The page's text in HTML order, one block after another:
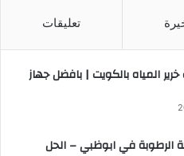
تعليقات
المياه بالكويت | بافضل جهاز
الرطوبة في ابوظبي – الحل